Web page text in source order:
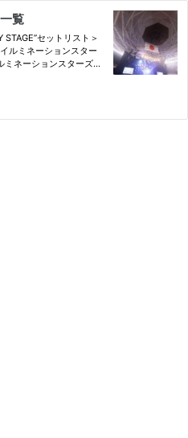
覧
セットリスト＞
ルミネーションスター
ミネーションスターズ